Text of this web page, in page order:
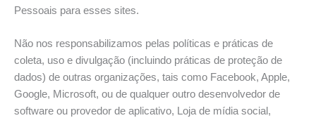
Pessoais para esses sites.
Não nos responsabilizamos pelas políticas e práticas de
coleta, uso e divulgação (incluindo práticas de proteção de
dados) de outras organizações, tais como Facebook, Apple,
Google, Microsoft, ou de qualquer outro desenvolvedor de
software ou provedor de aplicativo, Loja de mídia social,